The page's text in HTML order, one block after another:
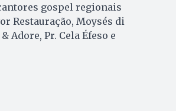
gospel regionais
Restauração, Moysés di
Adore, Pr. Cela Éfeso e